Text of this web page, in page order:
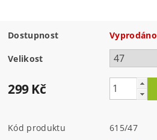
Dostupnost Vyprodáno
Velikost
299 Kč
Kód produktu
615/47